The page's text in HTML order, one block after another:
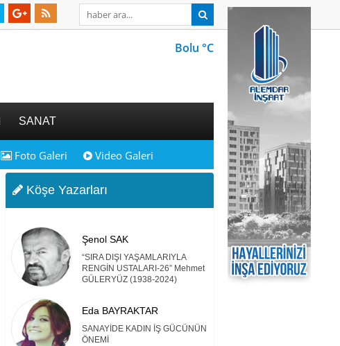
Bolu °C
SANAT
Foto Galeri Video Galeri
Köşe Yazarları
Şenol SAK
“SIRA DIŞI YAŞAMLARIYLA
RENGİN USTALARI-26” Mehmet
GÜLERYÜZ (1938-2024)
Eda BAYRAKTAR
SANAYİDE KADIN İŞ GÜCÜNÜN
ÖNEMİ